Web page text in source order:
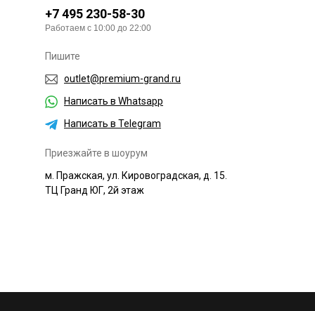
outlet@premium-grand.ru
Написать в Whatsapp
Написать в Telegram
+7 495 230-58-30
Работаем с 10:00 до 22:00
м. Пражская, ул. Кировоградская, д. 15.
ТЦ Гранд ЮГ, 2й этаж
Приезжайте в шоурум
Пишите